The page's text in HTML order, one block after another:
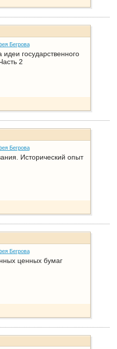
Бегрова
идеи государственного
2
Бегрова
Исторический опыт
Бегрова
ценных бумаг